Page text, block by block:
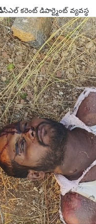
కరెంట్ డిపార్ట్మెంట్ వ్యవస్థ